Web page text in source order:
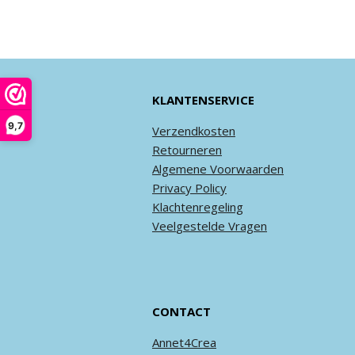
9,7
KLANTENSERVICE
Verzendkosten
Retourneren
Algemene Voorwaarden
Privacy Policy
Klachtenregeling
Veelgestelde Vragen
CONTACT
Annet4Crea